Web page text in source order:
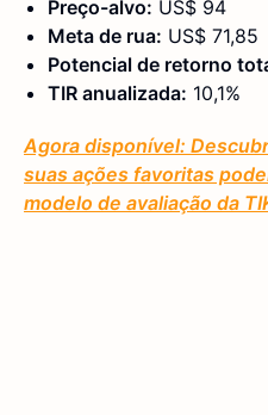
Preço-alvo: US$ 94
Meta de rua: US$ 71,85
Potencial de retorno
TIR anualizada: 10,1%
Agora disponível:
suas ações favoritas
modelo de avaliação da